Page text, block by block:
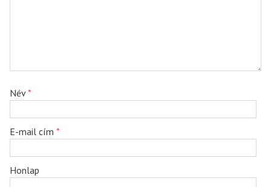
Név*
E-mail cím *
Honlap